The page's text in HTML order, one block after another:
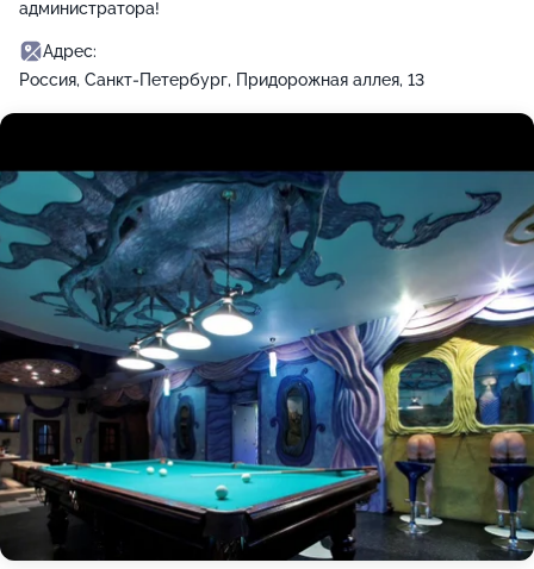
администратора!
Адрес:
Россия, Санкт-Петербург, Придорожная аллея, 13